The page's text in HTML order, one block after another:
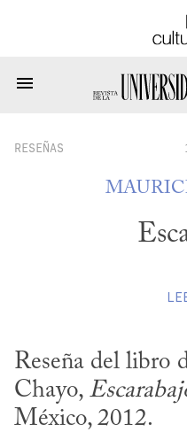
RESEÑAS
Reseña del libro
Chayo,
México, 2012.